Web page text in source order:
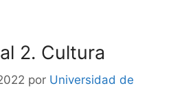
2. Cultura
por Universidad de